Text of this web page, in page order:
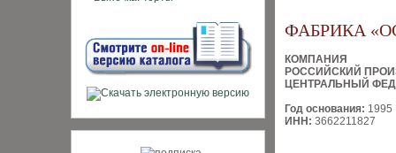
ФАБРИКА
КОМПАНИЯ
РОССИЙСКИЙ
ЦЕНТРАЛЬНЫЙ
Год основания: 1995
ИНН: 3662211827